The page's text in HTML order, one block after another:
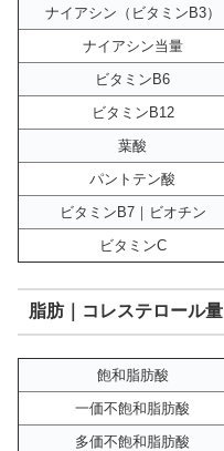
ナイアシン（ビタミンB3）
ナイアシン当量
ビタミンB6
ビタミンB12
葉酸
パントテン酸
ビタミンB7｜ビオチン
ビタミンC
脂肪｜コレステロール量
飽和脂肪酸
一価不飽和脂肪酸
多価不飽和脂肪酸